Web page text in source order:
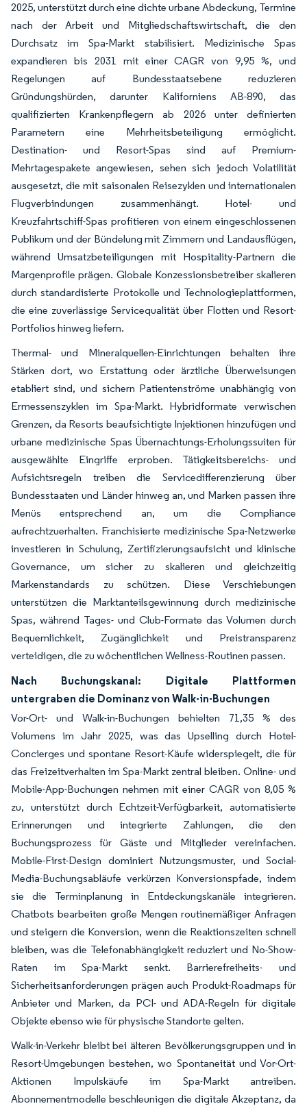
2025, unterstützt durch eine dichte urbane Abdeckung, Termine
nach der Arbeit und Mitgliedschaftswirtschaft, die den
Durchsatz im Spa-Markt stabilisiert. Medizinische Spas
expandieren bis 2031 mit einer CAGR von 9,95 %, und
Regelungen auf Bundesstaatsebene reduzieren
Gründungshürden, darunter Kaliforniens AB-890, das
qualifizierten Krankenpflegern ab 2026 unter definierten
Parametern eine Mehrheitsbeteiligung ermöglicht.
Destination- und Resort-Spas sind auf Premium-
Mehrtagespakete angewiesen, sehen sich jedoch Volatilität
ausgesetzt, die mit saisonalen Reisezyklen und internationalen
Flugverbindungen zusammenhängt. Hotel- und
Kreuzfahrtschiff-Spas profitieren von einem eingeschlossenen
Publikum und der Bündelung mit Zimmern und Landausflügen,
während Umsatzbeteiligungen mit Hospitality-Partnern die
Margenprofile prägen. Globale Konzessionsbetreiber skalieren
durch standardisierte Protokolle und Technologieplattformen,
die eine zuverlässige Servicequalität über Flotten und Resort-
Portfolios hinweg liefern.
Thermal- und Mineralquellen-Einrichtungen behalten ihre
Stärken dort, wo Erstattung oder ärztliche Überweisungen
etabliert sind, und sichern Patientenströme unabhängig von
Ermessenszyklen im Spa-Markt. Hybridformate verwischen
Grenzen, da Resorts beaufsichtigte Injektionen hinzufügen und
urbane medizinische Spas Übernachtungs-Erholungssuiten für
ausgewählte Eingriffe erproben. Tätigkeitsbereichs- und
Aufsichtsregeln treiben die Servicedifferenzierung über
Bundesstaaten und Länder hinweg an, und Marken passen ihre
Menüs entsprechend an, um die Compliance
aufrechtzuerhalten. Franchisierte medizinische Spa-Netzwerke
investieren in Schulung, Zertifizierungsaufsicht und klinische
Governance, um sicher zu skalieren und gleichzeitig
Markenstandards zu schützen. Diese Verschiebungen
unterstützen die Marktanteilsgewinnung durch medizinische
Spas, während Tages- und Club-Formate das Volumen durch
Bequemlichkeit, Zugänglichkeit und Preistransparenz
verteidigen, die zu wöchentlichen Wellness-Routinen passen.
Nach Buchungskanal: Digitale Plattformen
untergraben die Dominanz von Walk-in-Buchungen
Vor-Ort- und Walk-in-Buchungen behielten 71,35 % des
Volumens im Jahr 2025, was das Upselling durch Hotel-
Concierges und spontane Resort-Käufe widerspiegelt, die für
das Freizeitverhalten im Spa-Markt zentral bleiben. Online- und
Mobile-App-Buchungen nehmen mit einer CAGR von 8,05 %
zu, unterstützt durch Echtzeit-Verfügbarkeit, automatisierte
Erinnerungen und integrierte Zahlungen, die den
Buchungsprozess für Gäste und Mitglieder vereinfachen.
Mobile-First-Design dominiert Nutzungsmuster, und Social-
Media-Buchungsabläufe verkürzen Konversionspfade, indem
sie die Terminplanung in Entdeckungskanäle integrieren.
Chatbots bearbeiten große Mengen routinemäßiger Anfragen
und steigern die Konversion, wenn die Reaktionszeiten schnell
bleiben, was die Telefonabhängigkeit reduziert und No-Show-
Raten im Spa-Markt senkt. Barrierefreiheits- und
Sicherheitsanforderungen prägen auch Produkt-Roadmaps für
Anbieter und Marken, da PCI- und ADA-Regeln für digitale
Objekte ebenso wie für physische Standorte gelten.
Walk-in-Verkehr bleibt bei älteren Bevölkerungsgruppen und in
Resort-Umgebungen bestehen, wo Spontaneität und Vor-Ort-
Aktionen Impulskäufe im Spa-Markt antreiben.
Abonnementmodelle beschleunigen die digitale Akzeptanz, da